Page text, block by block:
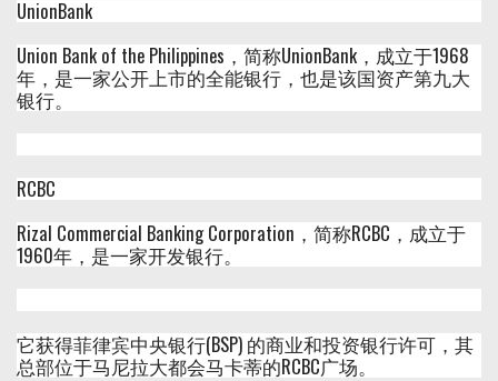
UnionBank
Union Bank of the Philippines，简称UnionBank，成立于1968
年，是一家公开上市的全能银行，也是该国资产第九大
银行。
RCBC
Rizal Commercial Banking Corporation，简称RCBC，成立于
1960年，是一家开发银行。
它获得菲律宾中央银行(BSP) 的商业和投资银行许可，其
总部位于马尼拉大都会马卡蒂的RCBC广场。